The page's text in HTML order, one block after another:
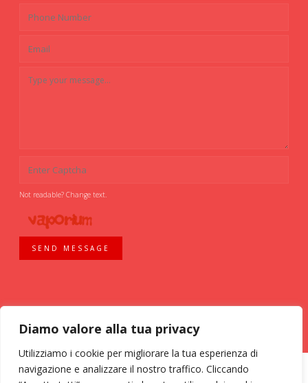
Diamo valore alla tua privacy
Utilizziamo i cookie per migliorare la tua esperienza di
navigazione e analizzare il nostro traffico. Cliccando
Not readable? Change text.
SEND MESSAGE